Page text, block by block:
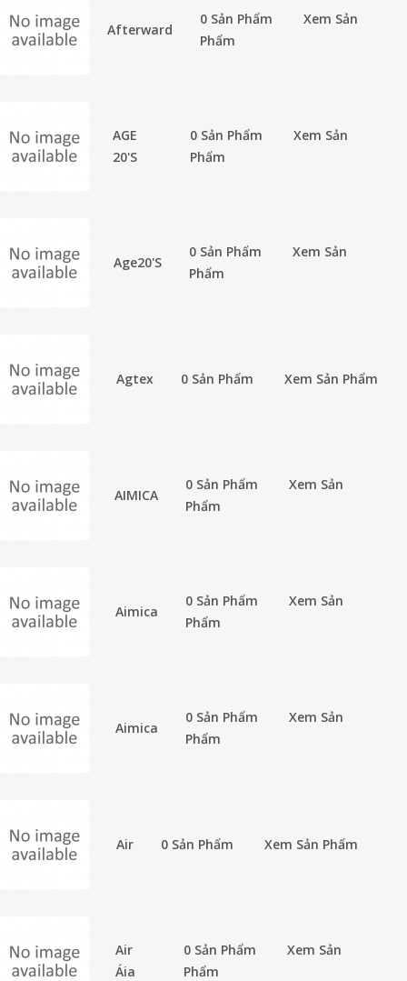
Afterward
0 Sản Phẩm
Xem Sản
Phẩm
AGE
20'S
0 Sản Phẩm
Xem Sản
Phẩm
Age20's
0 Sản Phẩm
Xem Sản
Phẩm
Agtex 0 Sản Phẩm Xem Sản Phẩm
AIMICA
0 Sản Phẩm
Xem Sản
Phẩm
Aimica
0 Sản Phẩm
Xem Sản
Phẩm
Aimica
0 Sản Phẩm
Xem Sản
Phẩm
Air 0 Sản Phẩm Xem Sản Phẩm
Air
Áia
0 Sản Phẩm
Xem Sản
Phẩm